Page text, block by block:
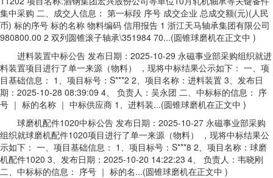
集中采购 二、成交人信息： 第一标段 序号 成交企业 总成交额(元)(人民
币) 标的序号 标的名称 物料编码 信用报告 1 浙江天马轴承集团有限公司
980800.00 2 双列圆锥滚子轴承\351984 70...(圆锥球磨机在正文中 )
进料装置中标公告 发布日期：2025-10-29 永磁事业部采购组织就进
料装置项目进行了单一来源（物料） ，现将中标结果公示如下： 一、项
目基础信息： 1、项目标号：S***2 2、项目名称：进料装置 3、发布日
期：2025-10-28 08:39:09 4、 负责人：吴永团 二、中标标的信息： 序
号 ｜ 标的名称 ｜ 中标供应商 1、进料装...(圆锥球磨机在正文中 )
球磨机配件1020中标公告 发布日期：2025-10-27 永磁事业部采购
组织就球磨机配件1020项目进行了单一来源（物料） ，现将中标结果公
示如下： 一、项目基础信息： 1、项目标号：S***8 2、项目名称：球磨
机配件1020 3、发布日期：2025-10-20 14:22:23 4、 负责人：韦晓刚
二、中标标的信息： 序号 ｜ 标的名...(圆锥球磨机在正文中 )